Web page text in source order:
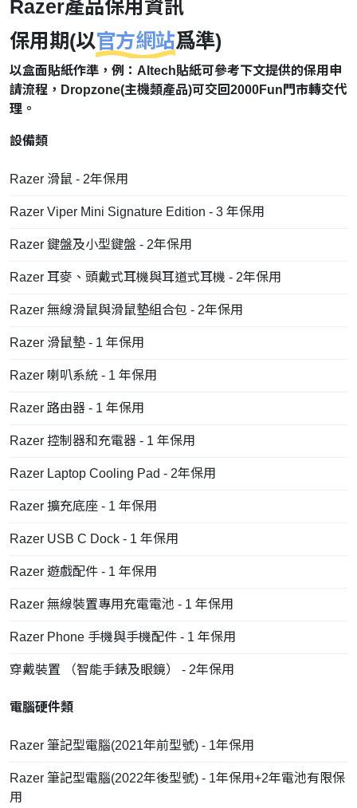
Razer產品保用資訊
保用期(以官方網站爲準)
以盒面貼紙作準，例：Altech貼紙可參考下文提供的保用申
請流程，Dropzone(主機類產品)可交回2000Fun門市轉交代
理。
設備類
Razer 滑鼠 - 2年保用
Razer Viper Mini Signature Edition - 3 年保用
Razer 鍵盤及小型鍵盤 - 2年保用
Razer 耳麥、頭戴式耳機與耳道式耳機 - 2年保用
Razer 無線滑鼠與滑鼠墊組合包 - 2年保用
Razer 滑鼠墊 - 1 年保用
Razer 喇叭系統 - 1 年保用
Razer 路由器 - 1 年保用
Razer 控制器和充電器 - 1 年保用
Razer Laptop Cooling Pad - 2年保用
Razer 擴充底座 - 1 年保用
Razer USB C Dock - 1 年保用
Razer 遊戲配件 - 1 年保用
Razer 無線裝置專用充電電池 - 1 年保用
Razer Phone 手機與手機配件 - 1 年保用
穿戴裝置 （智能手錶及眼鏡） - 2年保用
電腦硬件類
Razer 筆記型電腦(2021年前型號) - 1年保用
Razer 筆記型電腦(2022年後型號) - 1年保用+2年電池有限保
用